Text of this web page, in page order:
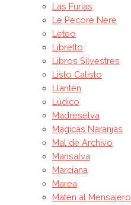
Las Furias
Le Pecore Nere
Leteo
Libretto
Libros Silvestres
Listo Calisto
Llantén
Lúdico
Madreselva
Mágicas Naranjas
Mal de Archivo
Mansalva
Marciana
Marea
Maten al Mensajero